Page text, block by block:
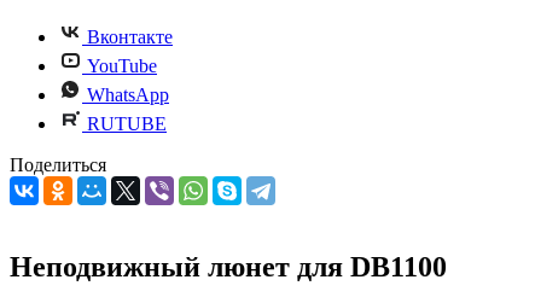
Вконтакте
YouTube
WhatsApp
RUTUBE
Поделиться
Неподвижный люнет для DB1100